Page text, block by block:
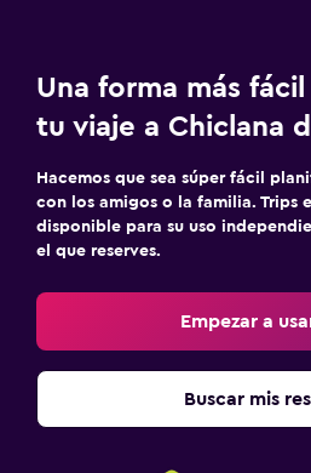
Una forma más
tu viaje a Chiclana
Hacemos que sea súper fácil
con los amigos o la familia. Trips
disponible para su uso
el que reserves.
Empezar a
Buscar mis